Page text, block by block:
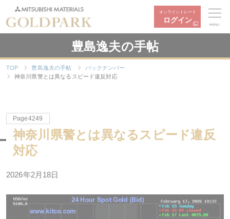
オンライントレード
ログイン
MENU
豊島逸夫の手帖
TOP 豊島逸夫の手帖
バックナンバー
神奈川県警とは異なるスピード違反対応
Page4249
神奈川県警とは異なるスピード違反
対応
2026年2月18日